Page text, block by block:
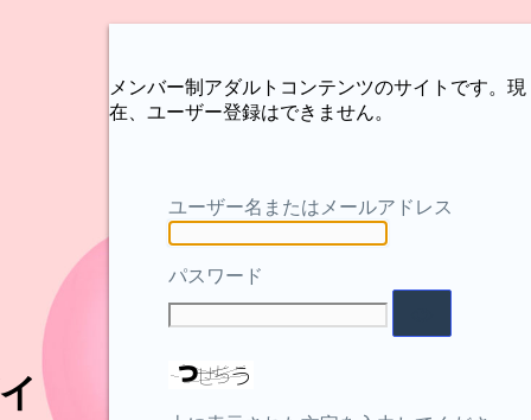
メンバー制アダルトコンテンツのサイトです。現
在、ユーザー登録はできません。
ユーザー名またはメールアドレス
パスワード